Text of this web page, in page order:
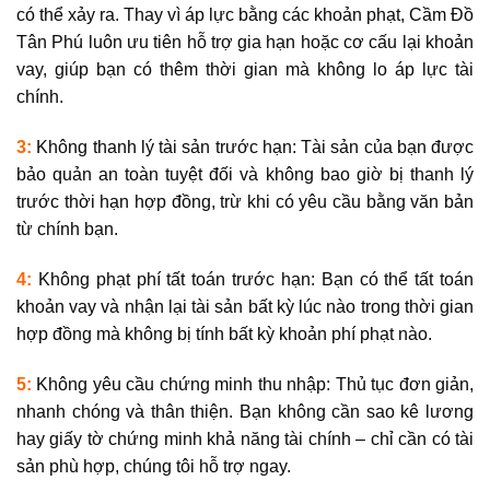
có thể xảy ra. Thay vì áp lực bằng các khoản phạt, Cầm Đồ
Tân Phú luôn ưu tiên hỗ trợ gia hạn hoặc cơ cấu lại khoản
vay, giúp bạn có thêm thời gian mà không lo áp lực tài
chính.
3: Không thanh lý tài sản trước hạn: Tài sản của bạn được
bảo quản an toàn tuyệt đối và không bao giờ bị thanh lý
trước thời hạn hợp đồng, trừ khi có yêu cầu bằng văn bản
từ chính bạn.
4: Không phạt phí tất toán trước hạn: Bạn có thể tất toán
khoản vay và nhận lại tài sản bất kỳ lúc nào trong thời gian
hợp đồng mà không bị tính bất kỳ khoản phí phạt nào.
5: Không yêu cầu chứng minh thu nhập: Thủ tục đơn giản,
nhanh chóng và thân thiện. Bạn không cần sao kê lương
hay giấy tờ chứng minh khả năng tài chính – chỉ cần có tài
sản phù hợp, chúng tôi hỗ trợ ngay.